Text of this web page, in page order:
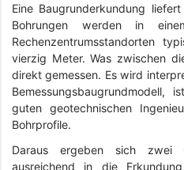
Eine Baugrunderkundung
Bohrungen werden in
Rechenzentrumsstandorten
vierzig Meter. Was zwischen
direkt gemessen. Es wird
Bemessungsbaugrundmodell,
guten geotechnischen
Bohrprofile.
Daraus ergeben sich zwei
ausreichend in die